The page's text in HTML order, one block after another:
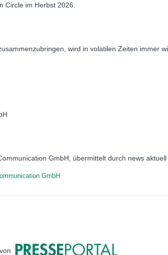
Circle im Herbst 2026.
wird in volatilen Zeiten immer
GmbH, übermittelt durch news aktuell
GmbH